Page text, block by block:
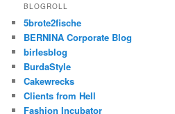
BLOGROLL
5brote2fische
BERNINA Corporate Blog
birlesblog
BurdaStyle
Cakewrecks
Clients from Hell
Fashion Incubator